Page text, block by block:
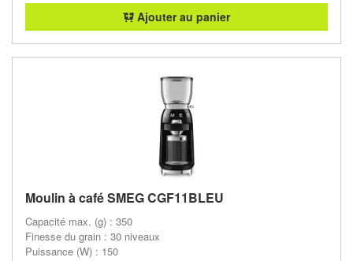
Ajouter au panier
Moulin à café SMEG CGF11BLEU
Capacité max. (g) : 350
Finesse du grain : 30 niveaux
Puissance (W) : 150